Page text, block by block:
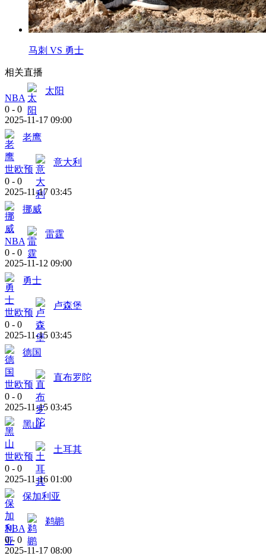
马刺 VS 勇士
相关直播
NBA
太阳
0 - 0
2025-11-17 09:00
老鹰
世欧预
意大利
0 - 0
2025-11-17 03:45
挪威
NBA
雷霆
0 - 0
2025-11-12 09:00
勇士
世欧预
卢森堡
0 - 0
2025-11-15 03:45
德国
世欧预
直布罗陀
0 - 0
2025-11-15 03:45
黑山
世欧预
土耳其
0 - 0
2025-11-16 01:00
保加利亚
NBA
鹈鹕
0 - 0
2025-11-17 08:00